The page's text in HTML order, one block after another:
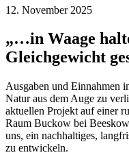
12. November 2025
„…in Waage
Gleichgewicht
Ausgaben und Einnahmen
Natur aus dem Auge zu
aktuellen Projekt auf einer
Raum Buckow bei
uns, ein nachhaltiges,
zu entwickeln.